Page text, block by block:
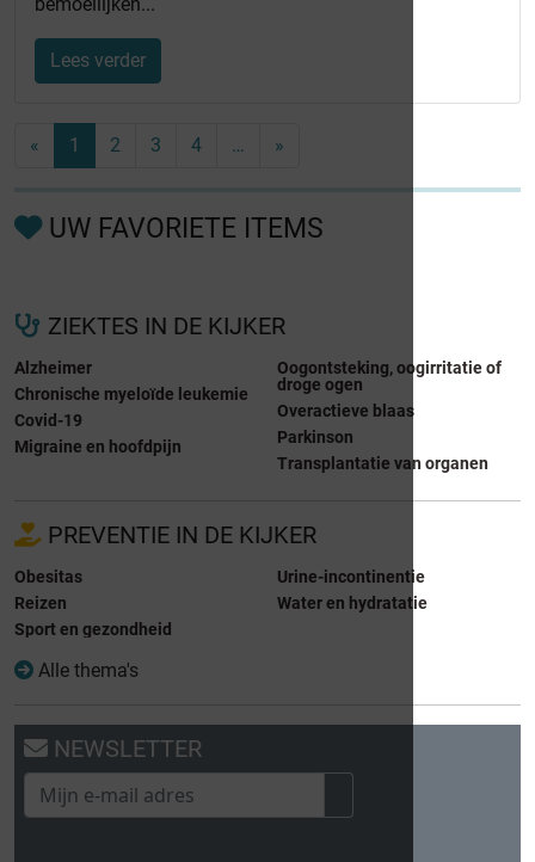
Lees verder
« 1 2 3 4 … »
UW FAVORIETE ITEMS
ZIEKTES IN DE KIJKER
Alzheimer
Chronische myeloïde leukemie
Covid-19
Migraine en hoofdpijn
Oogontsteking, oogirritatie of
droge ogen
Overactieve blaas
Parkinson
Transplantatie van organen
PREVENTIE IN DE KIJKER
Obesitas
Reizen
Sport en gezondheid
Urine-incontinentie
Water en hydratatie
Alle thema's
NEWSLETTER